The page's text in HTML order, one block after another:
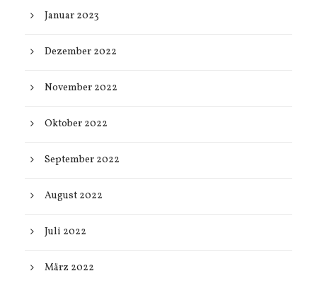
Januar 2023
Dezember 2022
November 2022
Oktober 2022
September 2022
August 2022
Juli 2022
März 2022